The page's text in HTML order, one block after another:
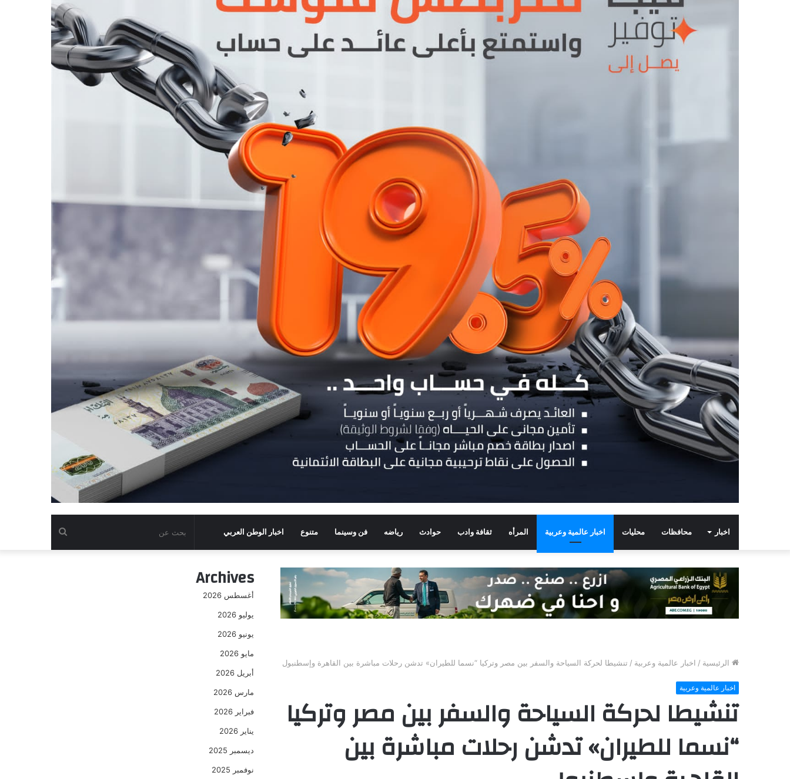
اخبار محافظات محليات اخبار عالمية وعربية المرأه ثقافة وادب حوادث رياضه فن وسينما متنوع اخبار الوطن العربي
الرئيسية / اخبار عالمية وعربية / تنشيطا لحركة السياحة والسفر بين مصر وتركيا “نسما للطيران» تدشن رحلات مباشرة بين القاهرة وإسطنبول
اخبار عالمية وعربية
تنشيطا لحركة السياحة والسفر بين مصر وتركيا
“نسما للطيران» تدشن رحلات مباشرة بين
Archives
أغسطس 2026
يوليو 2026
يونيو 2026
مايو 2026
أبريل 2026
مارس 2026
فبراير 2026
يناير 2026
ديسمبر 2025
نوفمبر 2025